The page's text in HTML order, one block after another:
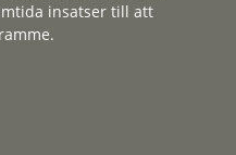
insatser till att